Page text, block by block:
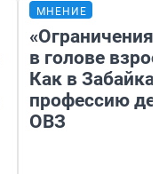
МНЕНИЕ
«Ограничения
в голове
Как в
профессию
ОВЗ